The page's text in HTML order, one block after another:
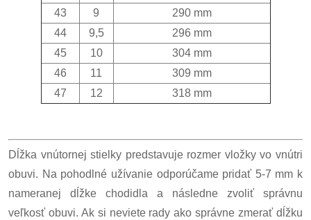
43
9
290 mm
44
9,5
296 mm
45
10
304 mm
46
11
309 mm
47
12 318 mm
Dĺžka vnútornej stielky predstavuje rozmer vložky vo vnútri
obuvi. Na pohodlné užívanie odporúčame pridať 5-7 mm k
nameranej dĺžke chodidla a následne zvoliť správnu
veľkosť obuvi. Ak si neviete rady ako správne zmerať dĺžku